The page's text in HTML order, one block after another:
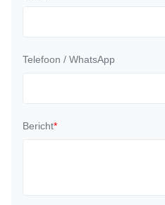
Telefoon / WhatsApp
Bericht*